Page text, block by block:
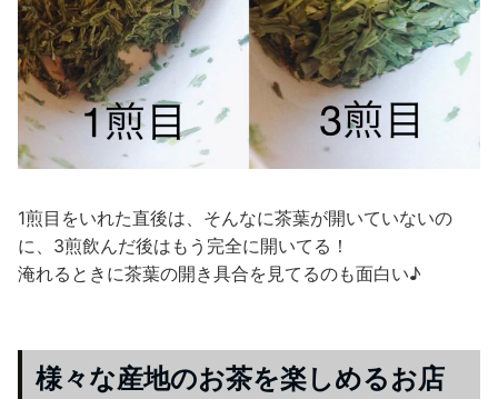
1煎目をいれた直後は、そんなに茶葉が開いていないの
に、3煎飲んだ後はもう完全に開いてる！
淹れるときに茶葉の開き具合を見てるのも面白い♪
様々な産地のお茶を楽しめるお店